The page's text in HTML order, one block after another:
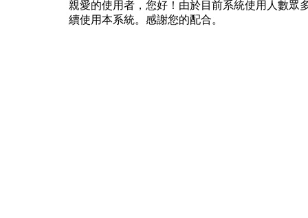
親愛的使用者，您好！由於目前系統使用人數眾
續使用本系統。感謝您的配合。